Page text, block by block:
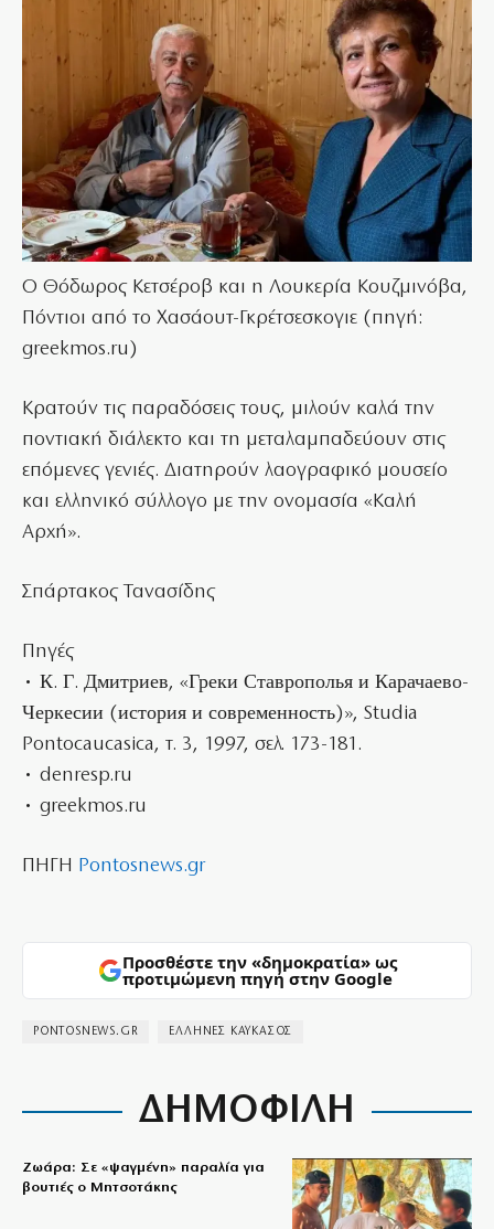
Ο Θόδωρος Κετσέροβ και η Λουκερία Κουζμινόβα,
Πόντιοι από το Χασάουτ-Γκρέτσεσκογιε (πηγή:
greekmos.ru)
Κρατούν τις παραδόσεις τους, μιλούν καλά την
ποντιακή διάλεκτο και τη μεταλαμπαδεύουν στις
επόμενες γενιές. Διατηρούν λαογραφικό μουσείο
και ελληνικό σύλλογο με την ονομασία «Καλή
Αρχή».
Σπάρτακος Τανασίδης
Πηγές
• К. Г. Дмитриев, «Греки Ставрополья и Карачаево-
Черкесии (история и современность)», Studia
Pontocaucasica, τ. 3, 1997, σελ. 173-181.
• denresp.ru
• greekmos.ru
ΠΗΓΗ Pontosnews.gr
Προσθέστε την «δημοκρατία» ως
προτιμώμενη πηγή στην Google
PONTOSNEWS.GR ΕΛΛΗΝΕΣ ΚΑΥΚΑΣΟΣ
ΔΗΜΟΦΙΛΗ
Ζωάρα: Σε «ψαγμένη» παραλία για
βουτιές ο Μητσοτάκης